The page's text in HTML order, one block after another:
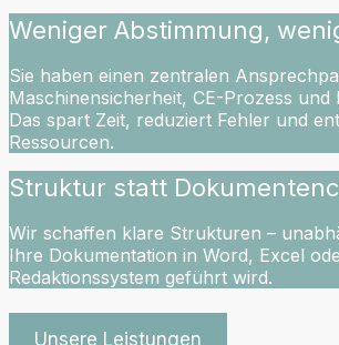
Weniger Abstimmung,
Sie haben einen zentralen
Maschinensicherheit, CE-Prozess und
Das spart Zeit, reduziert Fehler und
Ressourcen.
Struktur statt
Wir schaffen klare Strukturen –
Ihre Dokumentation in Word, Excel
Redaktionssystem geführt wird.
Unsere Leistungen